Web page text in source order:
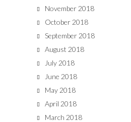
November 2018
October 2018
September 2018
August 2018
July 2018
June 2018
May 2018
April 2018
March 2018